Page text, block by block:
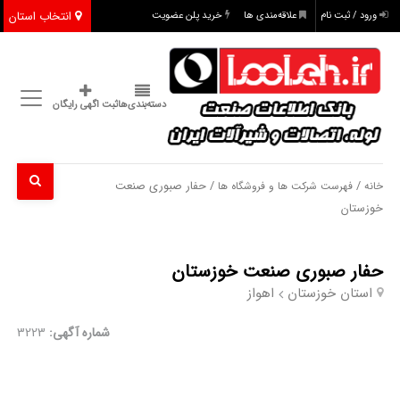
انتخاب استان ورود / ثبت نام علاقه‌مندی ها خرید پلن عضویت
دسته‌بندی‌هاثبت اگهی رایگان
خانه /فهرست شرکت ها و فروشگاه ها / حفار صبوری صنعت
خوزستان
حفار صبوری صنعت خوزستان
استان خوزستان اهواز
شماره آگهی: 3223